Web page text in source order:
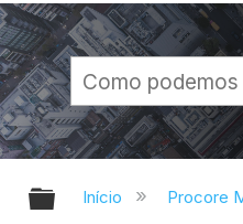
Expandir/
Início Procore